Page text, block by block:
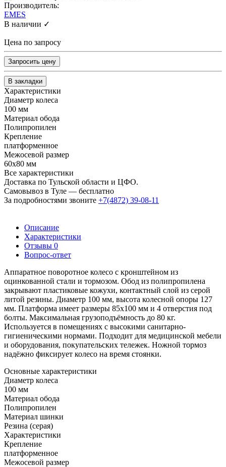
Производитель:
EMES
В наличии ✓
Цена по запросу
Запросить цену
В закладки
Характеристики
Диаметр колеса
100 мм
Материал обода
Полипропилен
Крепление
платформенное
Межосевой размер
60x80 мм
Все характеристики
Доставка по Тульской области и ЦФО.
Самовывоз в Туле — бесплатно
За подробностями звоните +7(4872) 39-08-11
Описание
Характеристики
Отзывы 0
Вопрос-ответ
Аппаратное поворотное колесо с кронштейном из
оцинкованной стали и тормозом. Обод из полипропилена
закрывают пластиковые кожухи, контактный слой из серой
литой резины. Диаметр 100 мм, высота колесной опоры 127
мм. Платформа имеет размеры 85x100 мм и 4 отверстия под
болты. Максимальная грузоподъёмность до 80 кг.
Используется в помещениях с высокими санитарно-
гигиеническими нормами. Подходит для медицинской мебели
и оборудования, покупательских тележек. Ножной тормоз
надёжно фиксирует колесо на время стоянки.
Основные характеристики
Диаметр колеса
100 мм
Материал обода
Полипропилен
Материал шинки
Резина (серая)
Характеристики
Крепление
платформенное
Межосевой размер